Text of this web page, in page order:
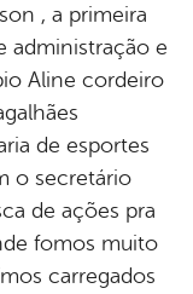
, a primeira
administração e
Aline cordeiro
de esportes
o secretário
de ações pra
fomos muito
carregados